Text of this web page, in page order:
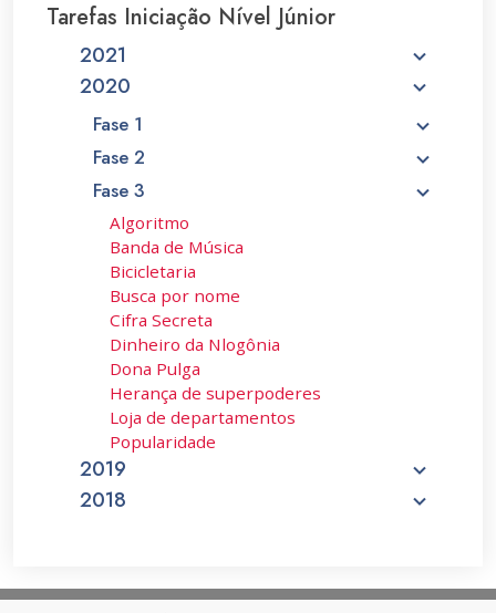
Tarefas Iniciação Nível Júnior
2021
2020
Fase 1
Fase 2
Fase 3
Algoritmo
Banda de Música
Bicicletaria
Busca por nome
Cifra Secreta
Dinheiro da Nlogônia
Dona Pulga
Herança de superpoderes
Loja de departamentos
Popularidade
2019
2018